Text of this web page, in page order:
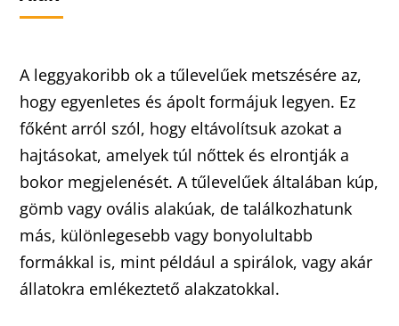
A leggyakoribb ok a tűlevelűek metszésére az,
hogy egyenletes és ápolt formájuk legyen. Ez
főként arról szól, hogy eltávolítsuk azokat a
hajtásokat, amelyek túl nőttek és elrontják a
bokor megjelenését. A tűlevelűek általában kúp,
gömb vagy ovális alakúak, de találkozhatunk
más, különlegesebb vagy bonyolultabb
formákkal is, mint például a spirálok, vagy akár
állatokra emlékeztető alakzatokkal.